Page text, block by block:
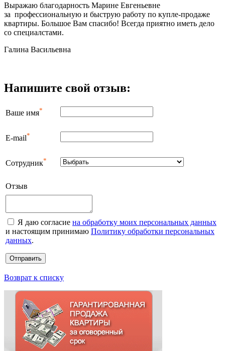
Выражаю благодарность Марине Евгеньевне
за профессиональную и быструю работу по купле-продаже
квартиры. Большое Вам спасибо! Всегда приятно иметь дело
со специалстами.
Галина Васильевна
Напишите свой отзыв:
Ваше имя*
E-mail*
Сотрудник*
Отзыв
Я даю согласие на обработку моих персональных данных
и настоящим принимаю Политику обработки персональных
данных.
Возврат к списку